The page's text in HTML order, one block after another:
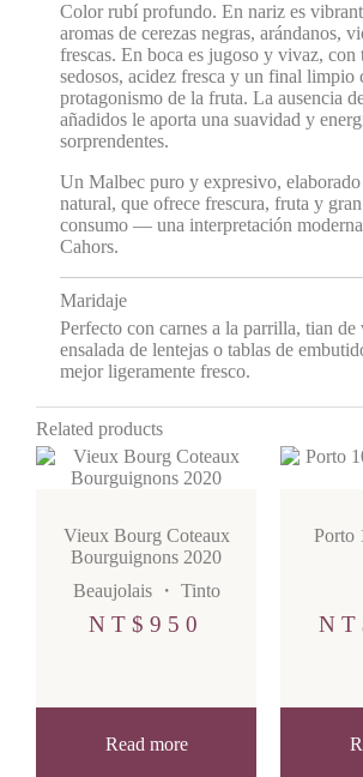
Color rubí profundo. En nariz es
aromas de cerezas negras, arándanos,
frescas. En boca es jugoso y vivaz, con
sedosos, acidez fresca y un final limpio
protagonismo de la fruta. La ausencia
añadidos le aporta una suavidad y
sorprendentes.
Un Malbec puro y expresivo,
natural, que ofrece frescura, fruta y
consumo — una interpretación
Cahors.
Maridaje
Perfecto con carnes a la parrilla, tian de
ensalada de lentejas o tablas de
mejor ligeramente fresco.
Related products
Vieux Bourg Coteaux
Bourguignons 2020
Beaujolais・ Tinto
NT$ 950
Read more
Porto